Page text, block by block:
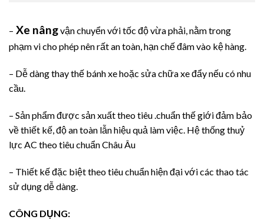
– Xe nângvận chuyển với tốc độ vừa phải, nằm trong
phạm vi cho phép nên rất an toàn, hạn chế đâm vào kệ hàng.
– Dễ dàng thay thế bánh xe hoặc sửa chữa xe đẩy nếu có nhu
cầu.
– Sản phẩm được sản xuất theo tiêu .chuẩn thế giới đảm bảo
về thiết kế, độ an toàn lẫn hiệu quả làm việc. Hệ thống thuỷ
lực AC theo tiêu chuẩn Châu Âu
– Thiết kế đặc biệt theo tiêu chuẩn hiện đại với các thao tác
sử dụng dễ dàng.
CÔNG DỤNG: